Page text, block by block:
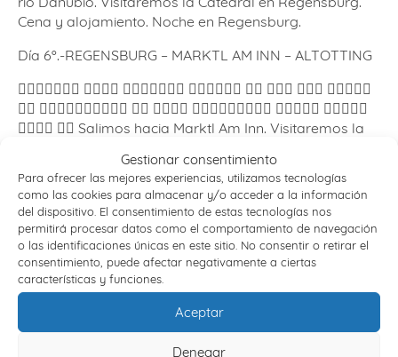
Gestionar consentimiento
Para ofrecer las mejores experiencias, utilizamos tecnologías
como las cookies para almacenar y/o acceder a la información
del dispositivo. El consentimiento de estas tecnologías nos
permitirá procesar datos como el comportamiento de navegación
o las identificaciones únicas en este sitio. No consentir o retirar el
consentimiento, puede afectar negativamente a ciertas
características y funciones.
Aceptar
Denegar
Cena y alojamiento. Noche en Regensburg.
Día 6º.-REGENSBURG – MARKTL AM INN – ALTOTTING
􏰦􏰆􏰍􏰋􏰎􏰉􏰃 􏰈􏰆􏰅􏰆 􏰐􏰋􏰃􏰋􏰄􏰆􏰅 􏰩􏰆􏰅􏰺􏰄􏰍 􏰆􏰎 􏰡􏰀􏰀 􏱁􏰂􏰍 􏰍􏰁􏰚􏰆􏰅
􏰏􏰂 􏰀􏰆􏰊􏰋􏰎􏰋􏰂􏰀􏰄􏰉 􏰏􏰂 􏰓􏰆􏰈􏰆 􏰬􏰂􏰀􏰂􏰏􏰋􏰊􏰄􏰉 􏱂􏰵􏰡􏱃􏰒 􏰦􏰆􏰀􏰄􏰆
􏰩􏰋􏰃􏰆 􏰂􏰀 Salimos hacia Marktl Am Inn. Visitaremos la
visitando el lugar santo de Altotting (la casa de la
Virgen sonriente), unos de los centros de peregrinación
más importante de Alemania. 􏰦􏰉􏰀􏰅􏰋􏰂􏰀􏰄􏰂Régimen de
Pensión Completa.
Día 7º. -ALTÖTTING – FREISING – MUNICH
Esta mañana visitaremos Freising donde el 29 de junio
de 1951 Ioseph Alois Ratzinger recibió el sacramento
del orden sacerdotal en la catedral de Freising. El 24
de marzo de 1977 Ratzinger fue consagrado arzobispo